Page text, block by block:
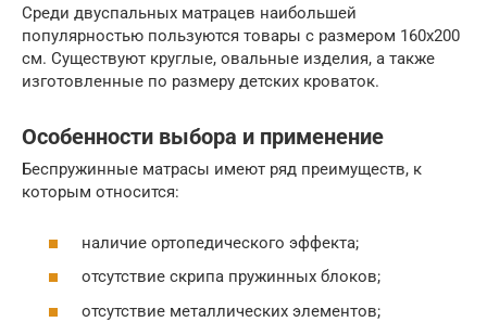
Среди двуспальных матрацев наибольшей
популярностью пользуются товары с размером 160х200
см. Существуют круглые, овальные изделия, а также
изготовленные по размеру детских кроваток.
Особенности выбора и применение
Беспружинные матрасы имеют ряд преимуществ, к
которым относится:
наличие ортопедического эффекта;
отсутствие скрипа пружинных блоков;
отсутствие металлических элементов;